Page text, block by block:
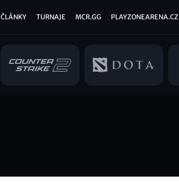
Hlavní
ČLÁNKY TURNAJE MCR.GG PLAYZONEARENA.CZ